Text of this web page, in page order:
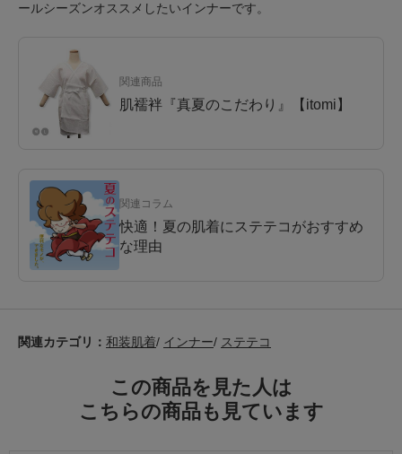
ールシーズンオススメしたいインナーです。
関連商品
肌襦袢『真夏のこだわり』【itomi】
関連コラム
快適！夏の肌着にステテコがおすすめ
な理由
関連カテゴリ： 和装肌着/ インナー/ ステテコ
この商品を見た人は
こちらの商品も見ています